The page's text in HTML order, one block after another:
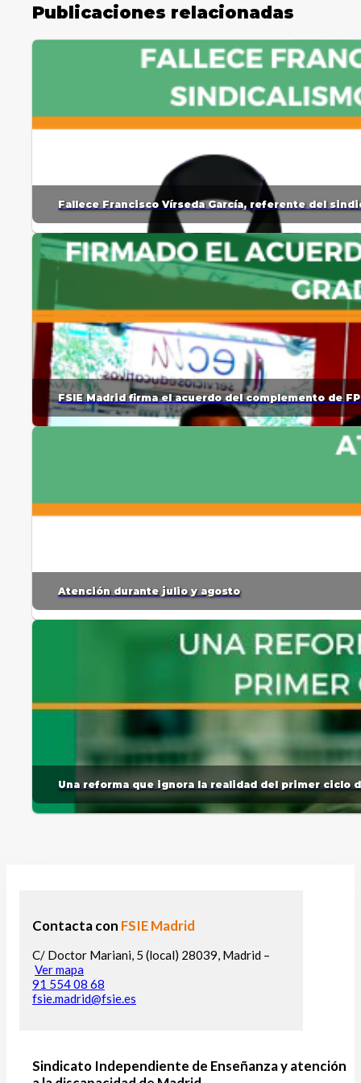
Publicaciones relacionadas
Fallece Francisco Vírseda García, referente del
FSIE Madrid firma el acuerdo del complemento de
Atención durante julio y agosto
Una reforma que ignora la realidad del primer ciclo
Contacta con FSIE Madrid
C/ Doctor Mariani, 5 (local) 28039, Madrid –
Ver mapa
91 554 08 68
fsie.madrid@fsie.es
Sindicato Independiente de Enseñanza y atención